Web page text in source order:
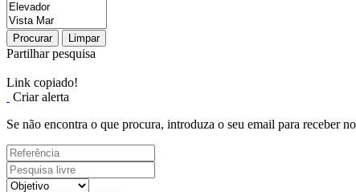
Procurar Limpar
Partilhar pesquisa
Link copiado!
Criar alerta
Se não encontra o que procura, introduza o seu email para receber